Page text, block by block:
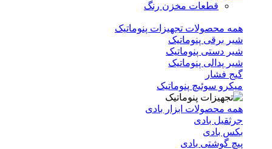
قطعات مخزن رنگ
همه محصولات تجهیزات پنوماتیک
شیر برقی پنوماتیک
شیر دستی پنوماتیک
شیر پدالی پنوماتیک
گیج فشار
میکرو سوئیچ پنوماتیک
همه محصولات ابزار بادی
جرثقیل بادی
بکس بادی
پیچ گوشتی بادی